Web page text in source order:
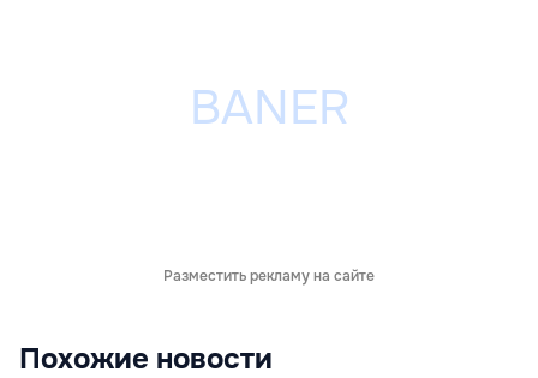
Разместить рекламу на сайте
Похожие новости